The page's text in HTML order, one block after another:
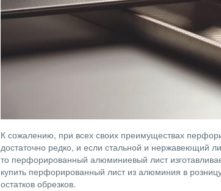
К сожалению, при всех своих преимуществах
достаточно редко, и если стальной и нержавеющий
то перфорированный алюминиевый лист
купить перфорированный лист из алюминия в
остатков обрезков.